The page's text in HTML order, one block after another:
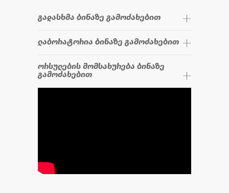
გადასხმა ბინაზე გამოძახებით
ლაბორატორია ბინაზე გამოძახებით
ორსულების მომსახურება ბინაზე
გამოძახებით